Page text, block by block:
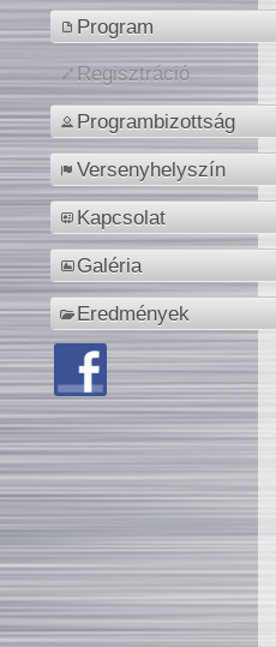
Program
Regisztráció
Programbizottság
Versenyhelyszín
Kapcsolat
Galéria
Eredmények